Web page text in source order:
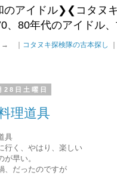
のアイドル❯❮コタヌ
、80年代のアイドル
→ ｜ コタヌキ探検隊の古本探し
日土曜日
理道具
具
行く、やはり、楽しい
が早い。
、だったのですが